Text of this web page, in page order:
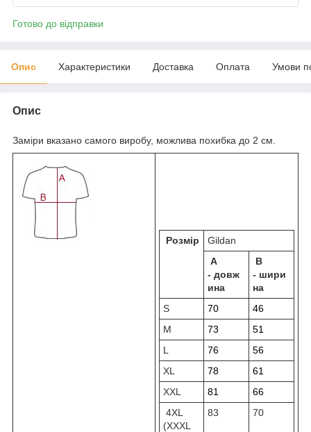
Готово до відправки
Опис Характеристики Доставка Оплата Умови
Опис
Заміри вказано самого виробу, можлива похибка до 2 см.
Розмір
Gildan
A
- довж
ина
B
- шири
на
S
70
46
M
73
51
L
76
56
XL
78
61
XXL
81
66
4XL
(XXXL
83 70